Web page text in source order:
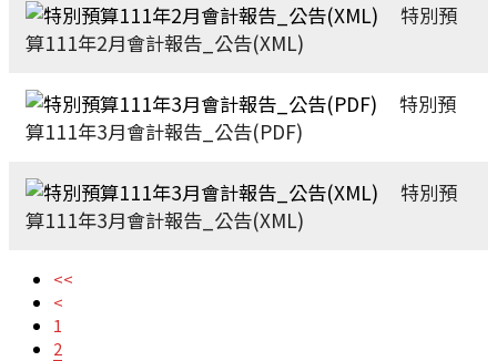
特別預
算111年2月會計報告_公告(XML)
特別預
算111年3月會計報告_公告(PDF)
特別預
算111年3月會計報告_公告(XML)
<<
<
1
2